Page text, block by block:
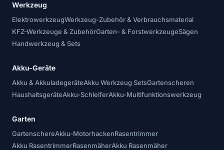
Werkzeug
ElektrowerkzeugWerkzeug-Zubehör & Verbrauchsmaterial
KFZ-Werkzeuge & ZubehörGarten- & ForstwerkzeugeSägen
Handwerkzeug & Sets
Akku-Geräte
Akku & AkkuladegeräteAkku Werkzeug SetsGartenscheren
HaushaltsgeräteAkku-SchleiferAkku-Multifunktionswerkzeug
Garten
GartenschereAkku-MotorhackenRasentrimmer
Akku RasentrimmerRasenmäherAkku Rasenmäher